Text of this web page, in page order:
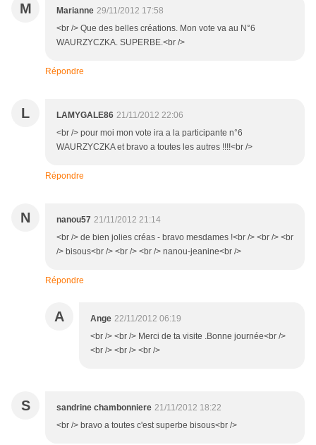
M Marianne 29/11/2012 17:58
<br /> Que des belles créations. Mon vote va au N°6
WAURZYCZKA. SUPERBE.<br />
Répondre
L LAMYGALE86 21/11/2012 22:06
<br /> pour moi mon vote ira a la participante n°6
WAURZYCZKA et bravo a toutes les autres !!!!<br />
Répondre
N nanou57 21/11/2012 21:14
<br /> de bien jolies créas - bravo mesdames !<br /> <br /> <br
/> bisous<br /> <br /> <br /> nanou-jeanine<br />
Répondre
A Ange 22/11/2012 06:19
<br /> <br /> Merci de ta visite .Bonne journée<br />
<br /> <br /> <br />
S sandrine chambonniere 21/11/2012 18:22
<br /> bravo a toutes c'est superbe bisous<br />